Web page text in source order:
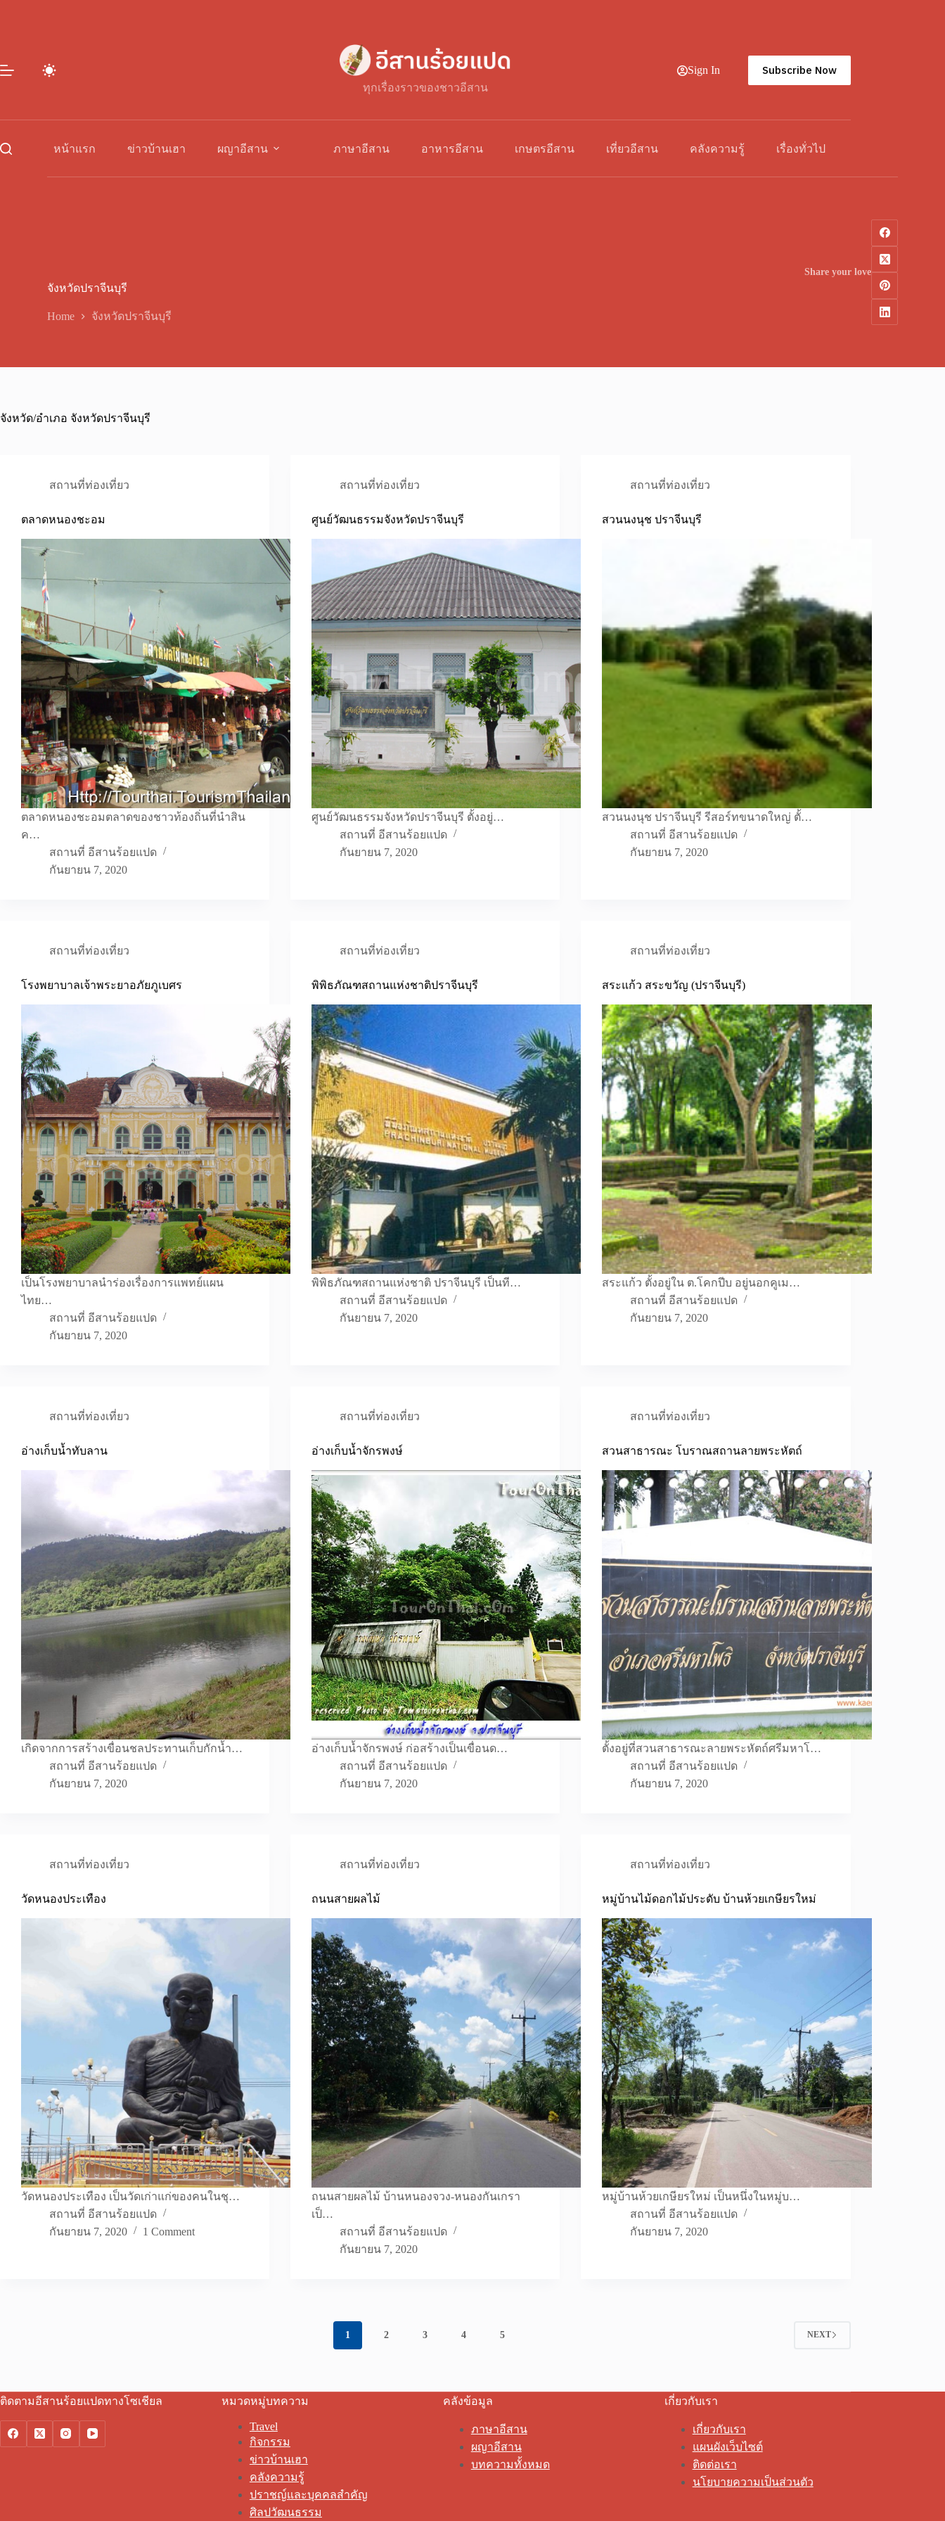
ทุกเรื่องราวของชาวอีสาน
Sign In Subscribe Now
หน้าแรก ข่าวบ้านเฮา ผญาอีสาน ภาษาอีสาน อาหารอีสาน เกษตรอีสาน เที่ยวอีสาน คลังความรู้ เรื่องทั่วไป
จังหวัดปราจีนบุรี
Home จังหวัดปราจีนบุรี
Share your love
จังหวัด/อำเภอ จังหวัดปราจีนบุรี
สถานที่ท่องเที่ยว
ตลาดหนองชะอม
ตลาดหนองชะอมตลาดของชาวท้องถิ่นที่นำสิน
ค…
สถานที่ อีสานร้อยแปด
กันยายน 7, 2020
สถานที่ท่องเที่ยว
ศูนย์วัฒนธรรมจังหวัดปราจีนบุรี
ศูนย์วัฒนธรรมจังหวัดปราจีนบุรี ตั้งอยู่…
สถานที่ อีสานร้อยแปด
กันยายน 7, 2020
สถานที่ท่องเที่ยว
สวนนงนุช ปราจีนบุรี
สวนนงนุช ปราจีนบุรี รีสอร์ทขนาดใหญ่ ตั้…
สถานที่ อีสานร้อยแปด
กันยายน 7, 2020
สถานที่ท่องเที่ยว
โรงพยาบาลเจ้าพระยาอภัยภูเบศร
เป็นโรงพยาบาลนำร่องเรื่องการแพทย์แผน
ไทย…
สถานที่ อีสานร้อยแปด
กันยายน 7, 2020
สถานที่ท่องเที่ยว
พิพิธภัณฑสถานแห่งชาติปราจีนบุรี
พิพิธภัณฑสถานแห่งชาติ ปราจีนบุรี เป็นที…
สถานที่ อีสานร้อยแปด
กันยายน 7, 2020
สถานที่ท่องเที่ยว
สระแก้ว สระขวัญ (ปราจีนบุรี)
สระแก้ว ตั้งอยู่ใน ต.โคกปีบ อยู่นอกคูเม…
สถานที่ อีสานร้อยแปด
กันยายน 7, 2020
สถานที่ท่องเที่ยว
อ่างเก็บน้ำทับลาน
เกิดจากการสร้างเขื่อนชลประทานเก็บกักน้ำ…
สถานที่ อีสานร้อยแปด
กันยายน 7, 2020
สถานที่ท่องเที่ยว
อ่างเก็บน้ำจักรพงษ์
อ่างเก็บน้ำจักรพงษ์ ก่อสร้างเป็นเขื่อนด…
สถานที่ อีสานร้อยแปด
กันยายน 7, 2020
สถานที่ท่องเที่ยว
สวนสาธารณะ โบราณสถานลายพระหัตถ์
ตั้งอยู่ที่สวนสาธารณะลายพระหัตถ์ศรีมหาโ…
สถานที่ อีสานร้อยแปด
กันยายน 7, 2020
สถานที่ท่องเที่ยว
วัดหนองประเทือง
วัดหนองประเทือง เป็นวัดเก่าแก่ของคนในชุ…
สถานที่ อีสานร้อยแปด
กันยายน 7, 2020
1 Comment
สถานที่ท่องเที่ยว
ถนนสายผลไม้
ถนนสายผลไม้ บ้านหนองจวง-หนองกันเกรา
เป็…
สถานที่ อีสานร้อยแปด
กันยายน 7, 2020
สถานที่ท่องเที่ยว
หมู่บ้านไม้ดอกไม้ประดับ บ้านห้วยเกษียรใหม่
หมู่บ้านห้วยเกษียรใหม่ เป็นหนึ่งในหมู่บ…
สถานที่ อีสานร้อยแปด
กันยายน 7, 2020
1 2 3 4 5 NEXT
ติดตามอีสานร้อยแปดทางโซเชียล หมวดหมู่บทความ
Travel
กิจกรรม
ข่าวบ้านเฮา
คลังความรู้
ปราชญ์และบุคคลสำคัญ
ศิลปวัฒนธรรม
คลังข้อมูล
ภาษาอีสาน
ผญาอีสาน
บทความทั้งหมด
เกี่ยวกับเรา
เกี่ยวกับเรา
แผนผังเว็บไซต์
ติดต่อเรา
นโยบายความเป็นส่วนตัว